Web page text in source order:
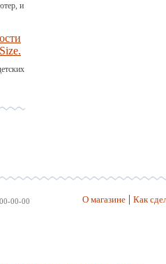
и
00-00
О магазине Как